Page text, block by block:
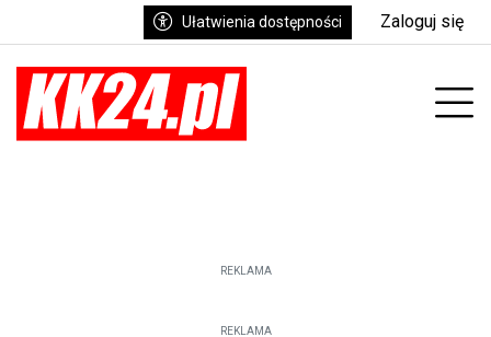
Ułatwienia dostępności Zaloguj się
REKLAMA
REKLAMA